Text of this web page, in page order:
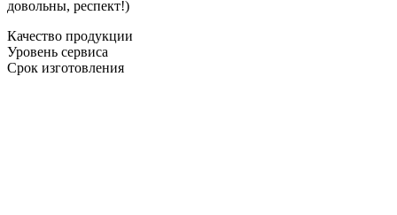
довольны, респект!)
Качество продукции
Уровень сервиса
Срок изготовления